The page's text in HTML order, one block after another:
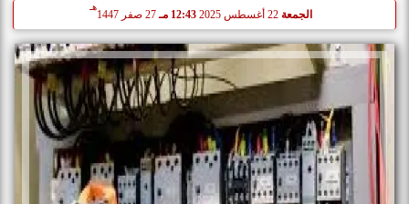
الجمعة 12:43 مـ 27 صفر 1447
هـ